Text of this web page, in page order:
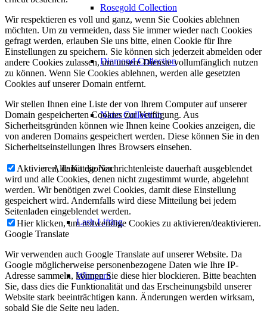
Rosegold Collection
Diamond Collection
Nano Collection
Alle Kategorien
Lash Lifting
Wimpern
Wir respektieren es voll und ganz, wenn Sie Cookies ablehnen
möchten. Um zu vermeiden, dass Sie immer wieder nach Cookies
gefragt werden, erlauben Sie uns bitte, einen Cookie für Ihre
Einstellungen zu speichern. Sie können sich jederzeit abmelden oder
andere Cookies zulassen, um unsere Dienste vollumfänglich nutzen
zu können. Wenn Sie Cookies ablehnen, werden alle gesetzten
Cookies auf unserer Domain entfernt.
Wir stellen Ihnen eine Liste der von Ihrem Computer auf unserer
Domain gespeicherten Cookies zur Verfügung. Aus
Sicherheitsgründen können wie Ihnen keine Cookies anzeigen, die
von anderen Domains gespeichert werden. Diese können Sie in den
Sicherheitseinstellungen Ihres Browsers einsehen.
Aktivieren, damit die Nachrichtenleiste dauerhaft ausgeblendet
wird und alle Cookies, denen nicht zugestimmt wurde, abgelehnt
werden. Wir benötigen zwei Cookies, damit diese Einstellung
gespeichert wird. Andernfalls wird diese Mitteilung bei jedem
Seitenladen eingeblendet werden.
Hier klicken, um notwendige Cookies zu aktivieren/deaktivieren.
Google Translate
Wir verwenden auch Google Translate auf unserer Website. Da
Google möglicherweise personenbezogene Daten wie Ihre IP-
Adresse sammeln, können Sie diese hier blockieren. Bitte beachten
Sie, dass dies die Funktionalität und das Erscheinungsbild unserer
Website stark beeinträchtigen kann. Änderungen werden wirksam,
sobald Sie die Seite neu laden.